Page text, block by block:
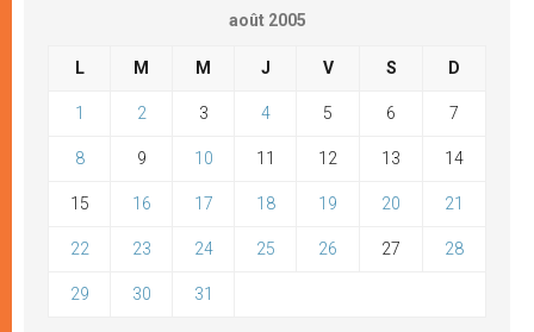
août 2005
L M M J V S D
1 2 3 4 5 6 7
8 9 10 11 12 13 14
15 16 17 18 19 20 21
22 23 24 25 26 27 28
29 30 31